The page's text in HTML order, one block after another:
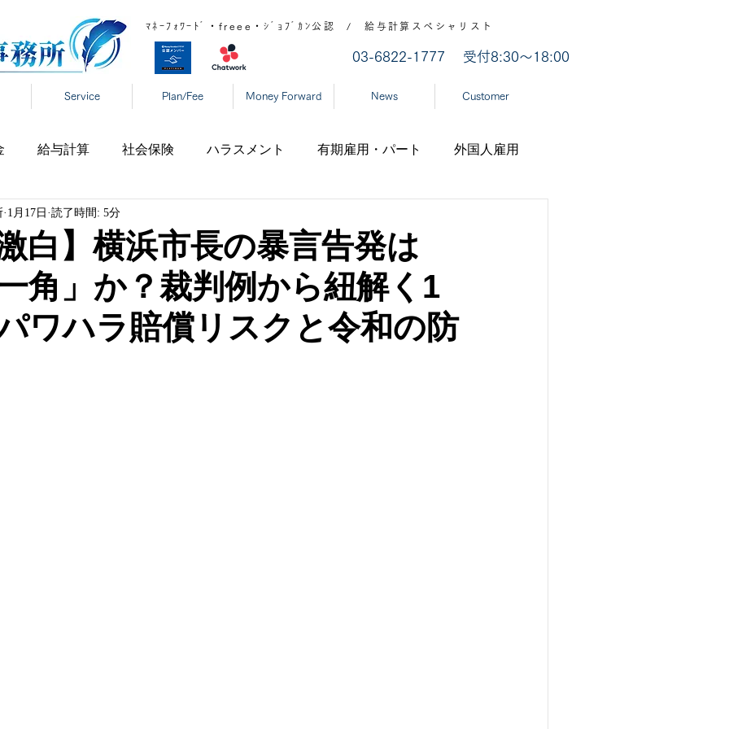
ﾏﾈｰﾌｫﾜｰﾄﾞ・freee・ｼﾞｮﾌﾞｶﾝ公認 / 給与計算スペシャリスト
​03-6822-1777 受付8:30～18:00
Service Plan/Fee Money Forward News Customer
給与計算 社会保険 ハラスメント 有期雇用・パート 外国人雇用
勤務 税制
年末調整 DX 事業復活支援金 新型コロナ 経済産業省
厚生労働省 東京都 大阪府 日本年金機構
白】横浜市長の暴言告発は
角」か？裁判例から紐解く1
ワハラ賠償リスクと令和の防
1月17日 読了時間: 5分